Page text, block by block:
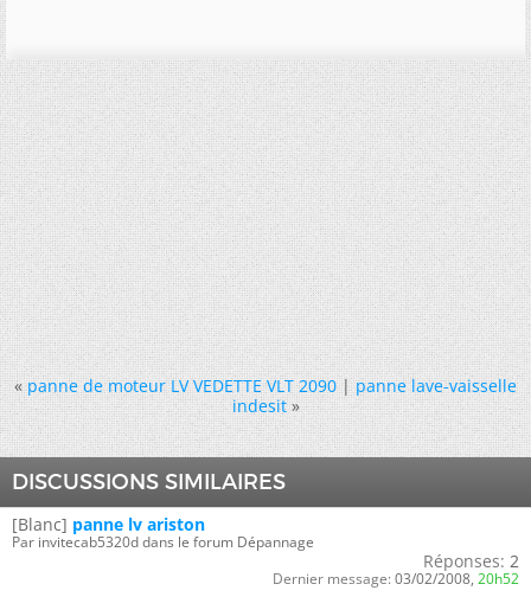
« panne de moteur LV VEDETTE VLT 2090|panne lave-vaisselle
indesit »
DISCUSSIONS SIMILAIRES
[Blanc] panne lv ariston
Par invitecab5320d dans le forum Dépannage
Réponses: 2
Dernier message: 03/02/2008, 20h52